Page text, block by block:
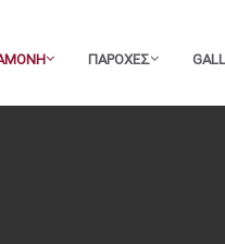
ΠΑΡΟΧΕΣ